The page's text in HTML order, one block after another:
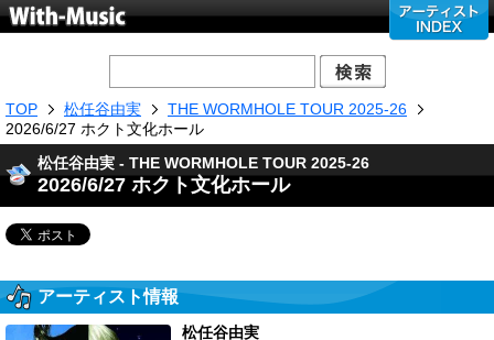
TOP 松任谷由実
THE WORMHOLE TOUR 2025-26
2026/6/27 ホクト文化ホール
松任谷由実 - THE WORMHOLE TOUR 2025-26
2026/6/27 ホクト文化ホール
アーティスト情報
松任谷由実